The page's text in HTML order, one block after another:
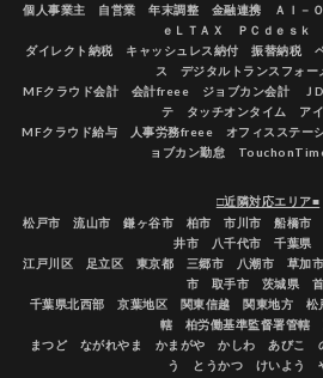
個人事業主 自営業 年末調整 金融連携 ＡＩ－
ｅＬＴＡＸ ＰＣｄｅｓｋ
ダイレクト納税 キャッシュレス納付 振替納税
ス デジタルトランスフォー
MFクラウド会計 会計freee ジョブカン会計
テ タッチオンタイム アイ
MFクラウド給与 人事労務freee オフィスステ
ョブカン勤怠
□近隣対応エリア■
松戸市 流山市 鎌ヶ谷市 柏市 市川市 船橋市
井市 八千代市 千葉県
江戸川区 足立区 東京都 三郷市 八潮市 草加
市 取手市 茨城県 首
千葉県北西部 京葉地区 関東信越 関東地方 松
轄 柏労働基準監督署管轄
まつど ながれやま かまがや かしわ あびこ
う とうかつ けいよう